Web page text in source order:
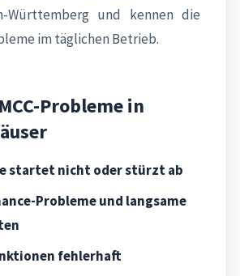
Württemberg und kennen die
im täglichen Betrieb.
Probleme in
startet nicht oder stürzt ab
Probleme und langsame
fehlerhaft